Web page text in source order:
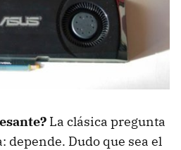
La clásica pregunta
depende. Dudo que sea el